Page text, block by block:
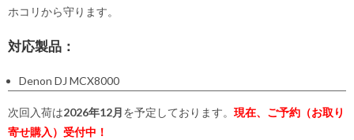
ホコリから守ります。
対応製品：
Denon DJ MCX8000
次回入荷は2026年12月を予定しております。 現在、ご予約（お取り
寄せ購入）受付中！